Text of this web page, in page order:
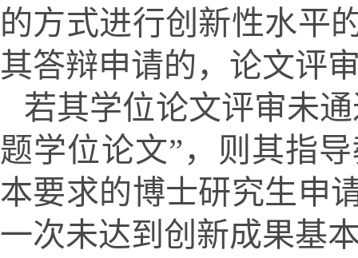
的方式进行创新性水平
其答辩申请的，论文评
若其学位论文评审未
题学位论文”，则其指
本要求的博士研究生申
一次未达到创新成果基